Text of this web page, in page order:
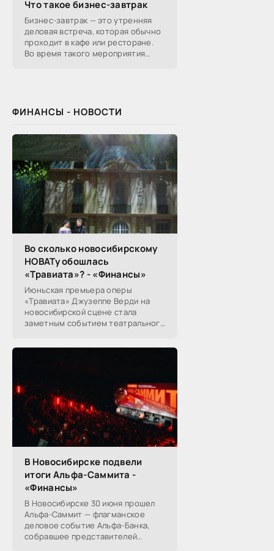
Что такое бизнес-завтрак
Бизнес-завтрак — это утренняя
деловая встреча, которая обычно
проходит в кафе или ресторане.
Во время такого мероприятия
ФИНАНСЫ - НОВОСТИ
Во сколько новосибирскому
НОВАТу обошлась
«Травиата»? - «Финансы»
Июньская премьера оперы
«Травиата» Джузеппе Верди на
новосибирской сцене стала
заметным событием театрального
Посетители НОВАТа, с которыми
В Новосибирске подвели
итоги Альфа-Саммита -
«Финансы»
В Новосибирске 30 июня прошел
Альфа-Саммит — флагманское
деловое событие Альфа-Банка,
собравшее представителей